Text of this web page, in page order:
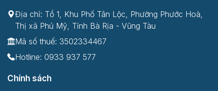
Địa chỉ: Tổ 1, Khu Phố Tân Lộc, Phường Phước Hoà,
Thị xã Phú Mỹ, Tỉnh Bà Rịa - Vũng Tàu
Mã số thuế: 3502334467
Hotline: 0933 937 577
Chính sách